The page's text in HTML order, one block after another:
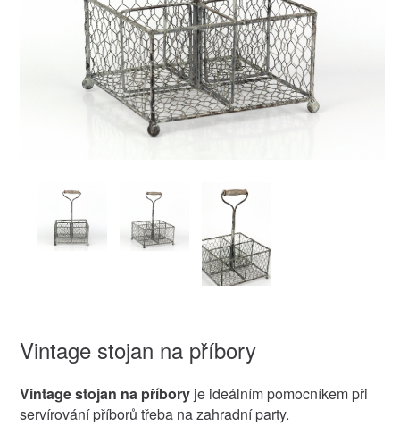
Vintage stojan na příbory
Vintage stojan na příboryje ideálním pomocníkem při
servírování příborů třeba na zahradní party.